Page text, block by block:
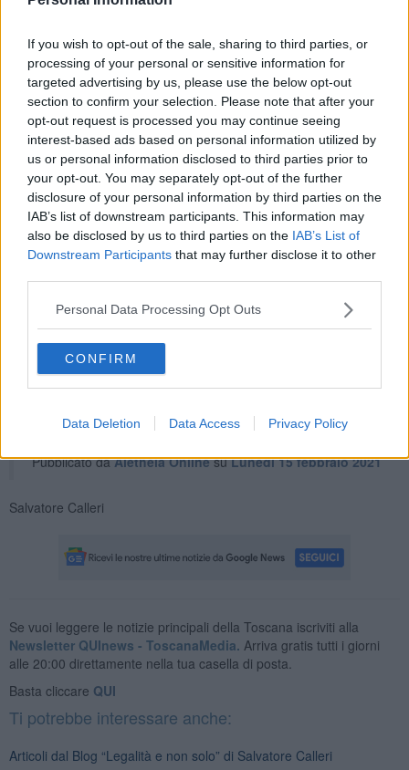
If you wish to opt-out of the sale, sharing to third parties, or
processing of your personal or sensitive information for
targeted advertising by us, please use the below opt-out
section to confirm your selection. Please note that after your
opt-out request is processed you may continue seeing
interest-based ads based on personal information utilized by
us or personal information disclosed to third parties prior to
your opt-out. You may separately opt-out of the further
disclosure of your personal information by third parties on the
IAB’s list of downstream participants. This information may
also be disclosed by us to third parties on the IAB’s List of
Downstream Participants that may further disclose it to other
Personal Data Processing Opt Outs
CONFIRM
Data Deletion Data Access Privacy Policy
radice il fenomeno mafioso, sia sul versante delle misure di
riutilizzo sociale e produttivo dei beni confiscati. L’altro impegno va
indirizzato verso l’Europa perché è maturo il tempo per realizzare
un vero spazio antimafia europeo, alla luce della strategia del
“doppio binario” tanto caro a Falcone e Caponnetto, di recente
ripreso e rilanciato dall’ONU a Vienna, in coerenza con le
conclusioni della Conferenza internazionale contro le mafie tenutasi
a Palermo, nel dicembre del 2000.
Certi di una Sua attenzione e in attesa di un Suo riscontro, Le
auguriamo buon lavoro e Le chiediamo di non deludere
l’aspettativa che ancora una volta sentiamo di affidare a quelle
istituzioni democratiche in difesa delle quali l’impegno di molti nostri
servitori dello Stato è stato generoso e coraggioso, al punto da
Salvatore Calleri a nome di tutta la Fondazione Antonino
Caponnetto
Mario Draghi E p.c. Ai Capigruppo Parlamentari Firenze,
Pubblicato daAletheia OnlinesuLunedì 15 febbraio 2021
Salvatore Calleri
Se vuoi leggere le notizie principali della Toscana iscriviti alla
Newsletter QUInews - ToscanaMedia. Arriva gratis tutti i giorni
alle 20:00 direttamente nella tua casella di posta.
Basta cliccare QUI
Ti potrebbe interessare anche:
Articoli dal Blog “Legalità e non solo” di Salvatore Calleri